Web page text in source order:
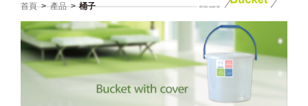
首頁 > 產品 > 桶子